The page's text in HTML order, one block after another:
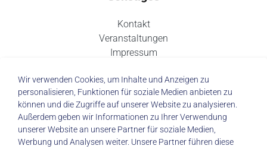
Kontakt
Veranstaltungen
Impressum
© 2026 Städtisches Klinikum Dresden
Wir verwenden Cookies, um Inhalte und Anzeigen zu
personalisieren, Funktionen für soziale Medien anbieten zu
können und die Zugriffe auf unserer Website zu analysieren.
Außerdem geben wir Informationen zu Ihrer Verwendung
unserer Website an unsere Partner für soziale Medien,
Werbung und Analysen weiter. Unsere Partner führen diese